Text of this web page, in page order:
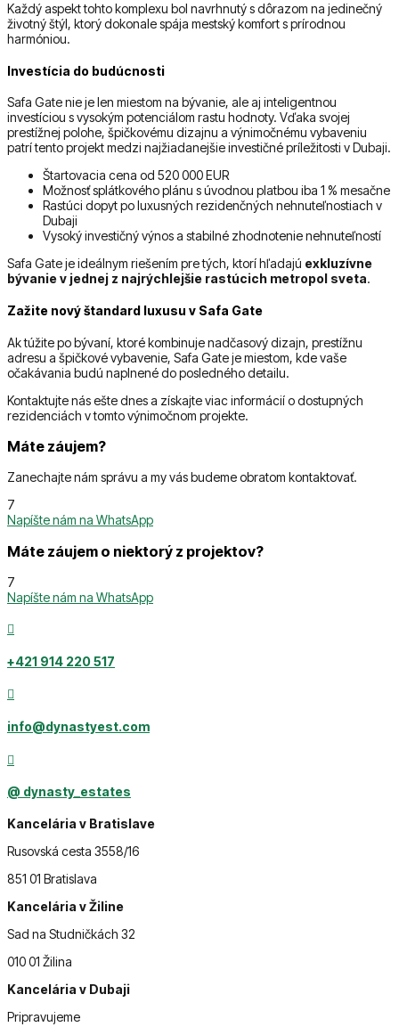
Každý aspekt tohto komplexu bol navrhnutý s dôrazom na jedinečný
životný štýl, ktorý dokonale spája mestský komfort s prírodnou
harmóniou.
Investícia do budúcnosti
Safa Gate nie je len miestom na bývanie, ale aj inteligentnou
investíciou s vysokým potenciálom rastu hodnoty. Vďaka svojej
prestížnej polohe, špičkovému dizajnu a výnimočnému vybaveniu
patrí tento projekt medzi najžiadanejšie investičné príležitosti v Dubaji.
Štartovacia cena od 520 000 EUR
Možnosť splátkového plánu s úvodnou platbou iba 1 % mesačne
Rastúci dopyt po luxusných rezidenčných nehnuteľnostiach v
Dubaji
Vysoký investičný výnos a stabilné zhodnotenie nehnuteľností
Safa Gate je ideálnym riešením pre tých, ktorí hľadajú exkluzívne
bývanie v jednej z najrýchlejšie rastúcich metropol sveta.
Zažite nový štandard luxusu v Safa Gate
Ak túžite po bývaní, ktoré kombinuje nadčasový dizajn, prestížnu
adresu a špičkové vybavenie, Safa Gate je miestom, kde vaše
očakávania budú naplnené do posledného detailu.
Kontaktujte nás ešte dnes a získajte viac informácií o dostupných
rezidenciách v tomto výnimočnom projekte.
Máte záujem?
Zanechajte nám správu a my vás budeme obratom kontaktovať.
7
Napíšte nám na WhatsApp
Máte záujem o niektorý z projektov?
7
Napíšte nám na WhatsApp

‭+421 914 220 517

info@dynastyest.com

@ dynasty_estates
Kancelária v Bratislave
Rusovská cesta 3558/16
851 01 Bratislava
Kancelária v Žiline
Sad na Studničkách 32
010 01 Žilina
Kancelária v Dubaji
Pripravujeme